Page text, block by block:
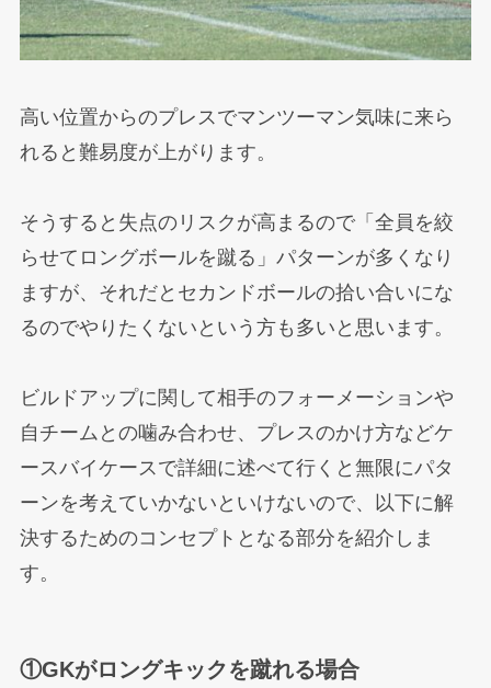
高い位置からのプレスでマンツーマン気味に来ら
れると難易度が上がります。
そうすると失点のリスクが高まるので「全員を絞
らせてロングボールを蹴る」パターンが多くなり
ますが、それだとセカンドボールの拾い合いにな
るのでやりたくないという方も多いと思います。
ビルドアップに関して相手のフォーメーションや
自チームとの噛み合わせ、プレスのかけ方などケ
ースバイケースで詳細に述べて行くと無限にパタ
ーンを考えていかないといけないので、以下に解
決するためのコンセプトとなる部分を紹介しま
す。
①GKがロングキックを蹴れる場合